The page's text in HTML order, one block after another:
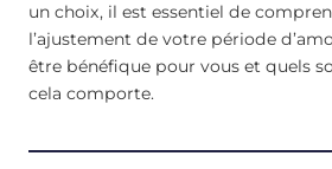
un choix, il est essentiel de
l’ajustement de votre période
être bénéfique pour vous et quels
cela comporte.